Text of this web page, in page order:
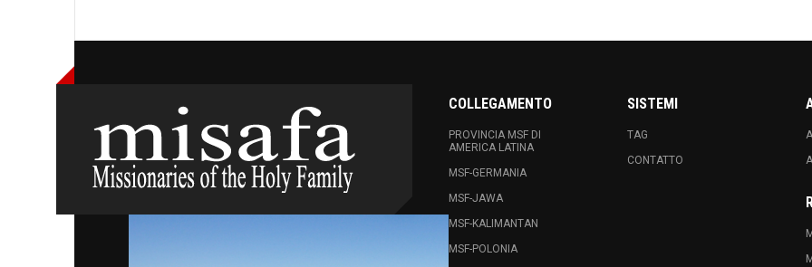
COLLEGAMENTO
PROVINCIA MSF DI
AMERICA LATINA
MSF-GERMANIA
MSF-JAWA
MSF-KALIMANTAN
MSF-POLONIA
SISTEMI
TAG
CONTATTO